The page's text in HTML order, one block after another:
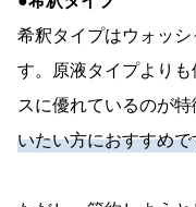
希釈タイプはウォッ
す。原液タイプより
スに優れているのが特
いたい方におすすめで